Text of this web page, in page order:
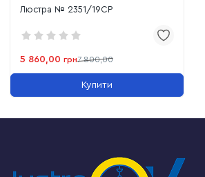
Люстра № 2351/19CP
5 860,00 грн7 800,00
Купити